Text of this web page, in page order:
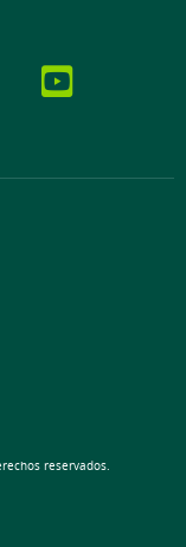
reservados.